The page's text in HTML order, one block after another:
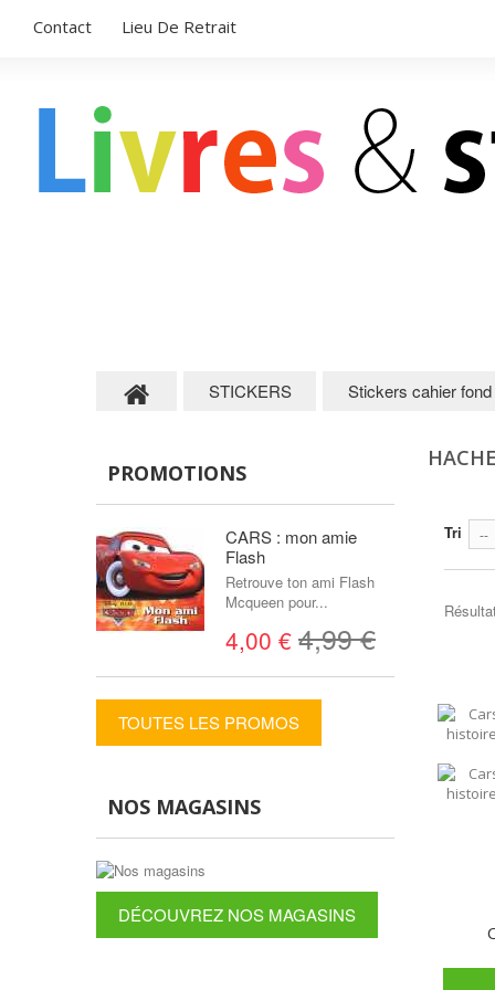
Contact Lieu De Retrait
STICKERS Stickers cahier
Tri --
PROMOTIONS
CARS : mon amie
Flash
Retrouve ton ami Flash
Mcqueen pour...
4,00 € 4,99 €
TOUTES LES PROMOS
NOS MAGASINS
DÉCOUVREZ NOS MAGASINS